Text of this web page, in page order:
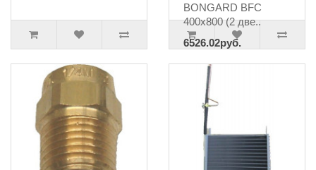
BONGARD BFC
400x800 (2 две..
6526.02руб.